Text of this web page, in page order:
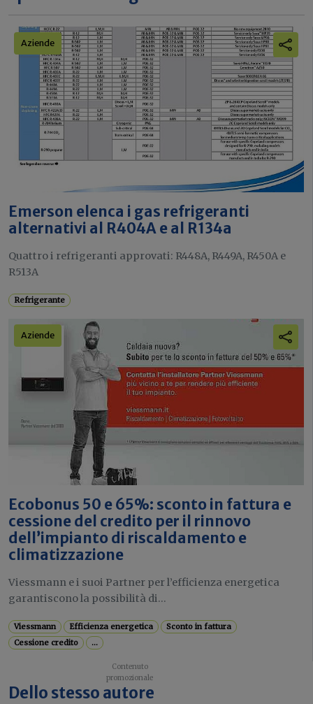
Aziende
Emerson elenca i gas refrigeranti
alternativi al R404A e al R134a
Quattro i refrigeranti approvati: R448A, R449A, R450A e
R513A
Refrigerante
Aziende
Ecobonus 50 e 65%: sconto in fattura e
cessione del credito per il rinnovo
dell’impianto di riscaldamento e
climatizzazione
Viessmann e i suoi Partner per l’efficienza energetica
garantiscono la possibilità di...
Viessmann Efficienza energetica
Sconto in fattura
Cessione credito
...
Dello stesso autore